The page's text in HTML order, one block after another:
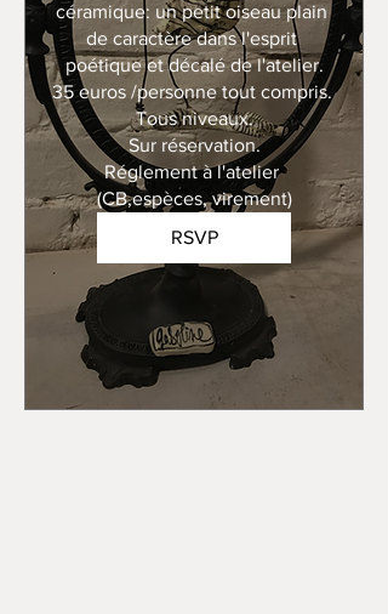
céramique: un petit oiseau plain
de caractère dans l'esprit
poétique et décalé de l'atelier.
35 euros /personne tout compris.
Tous niveaux.
Sur réservation.
Réglement à l'atelier
(CB,espèces, virement)
RSVP